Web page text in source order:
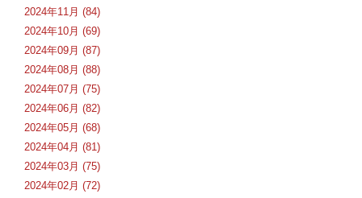
2024年11月 (84)
2024年10月 (69)
2024年09月 (87)
2024年08月 (88)
2024年07月 (75)
2024年06月 (82)
2024年05月 (68)
2024年04月 (81)
2024年03月 (75)
2024年02月 (72)